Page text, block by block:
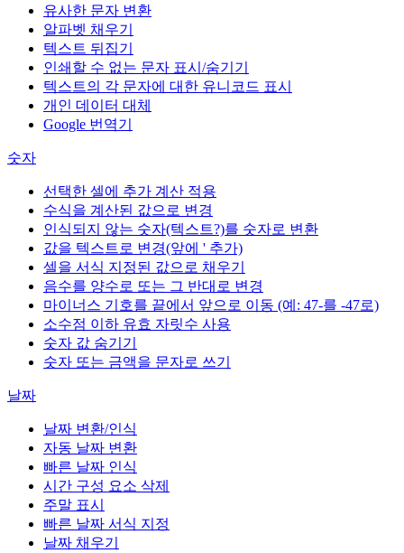
유사한 문자 변환
알파벳 채우기
텍스트 뒤집기
인쇄할 수 없는 문자 표시/숨기기
텍스트의 각 문자에 대한 유니코드 표시
개인 데이터 대체
Google 번역기
숫자
선택한 셀에 추가 계산 적용
수식을 계산된 값으로 변경
인식되지 않는 숫자(텍스트?)를 숫자로 변환
값을 텍스트로 변경(앞에 ' 추가)
셀을 서식 지정된 값으로 채우기
음수를 양수로 또는 그 반대로 변경
마이너스 기호를 끝에서 앞으로 이동 (예: 47-를 -47로)
소수점 이하 유효 자릿수 사용
숫자 값 숨기기
숫자 또는 금액을 문자로 쓰기
날짜
날짜 변환/인식
자동 날짜 변환
빠른 날짜 인식
시간 구성 요소 삭제
주말 표시
빠른 날짜 서식 지정
날짜 채우기